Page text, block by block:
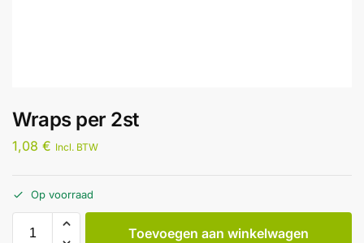
Wraps per 2st
1,08 € Incl. BTW
Op voorraad
Toevoegen aan winkelwagen